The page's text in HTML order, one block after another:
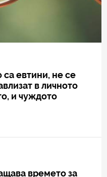
евтини, не се
в личното
и чуждото
времето за